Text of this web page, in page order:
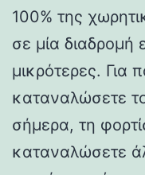
100% της
σε μία διαδρομή
μικρότερες. Για
καταναλώσετε
σήμερα, τη
καταναλώσετε